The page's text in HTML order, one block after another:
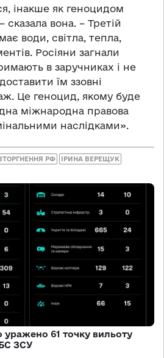
інакше як геноцидом
вона. – Третій
води, світла, тепла,
Росіяни загнали
в заручниках і не
їм ззовні
Це геноцид, якому буде
міжнародна правова
наслідками».
РФ ІРИНА ВЕРЕЩУК
61 точку вильоту
ЗСУ